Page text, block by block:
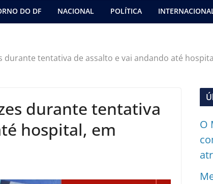
DO DF NACIONAL POLÍTICA
durante tentativa de assalto e vai andando até
durante tentativa
hospital, em
O